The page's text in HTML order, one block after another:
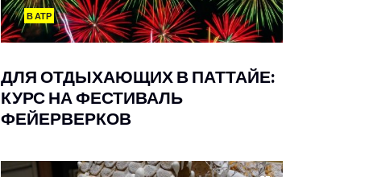
В АТР
ДЛЯ ОТДЫХАЮЩИХ В ПАТТАЙЕ:
КУРС НА ФЕСТИВАЛЬ
ФЕЙЕРВЕРКОВ